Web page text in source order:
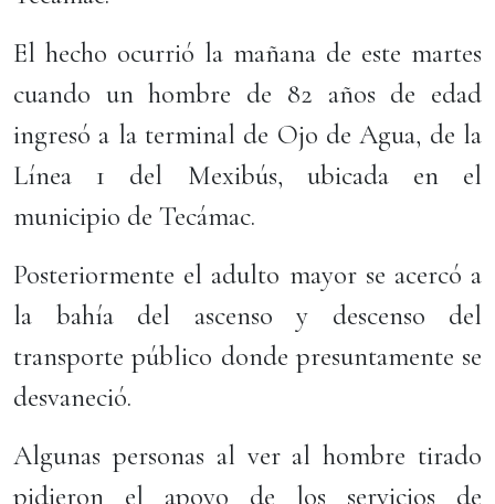
El hecho ocurrió la mañana de este martes
cuando un hombre de 82 años de edad
ingresó a la terminal de Ojo de Agua, de la
Línea 1 del Mexibús, ubicada en el
municipio de Tecámac.
Posteriormente el adulto mayor se acercó a
la bahía del ascenso y descenso del
transporte público donde presuntamente se
desvaneció.
Algunas personas al ver al hombre tirado
pidieron el apoyo de los servicios de